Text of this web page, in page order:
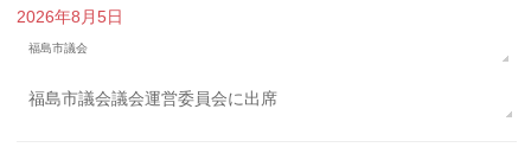
2026年8月5日
福島市議会
福島市議会議会運営委員会に出席